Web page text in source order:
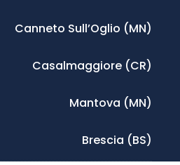
Canneto Sull’Oglio (MN)
Casalmaggiore (CR)
Mantova (MN)
Brescia (BS)